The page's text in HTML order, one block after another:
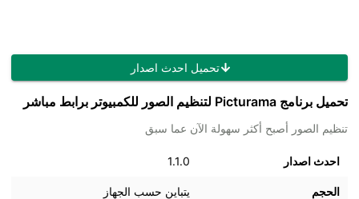
تحميل احدث اصدار
تحميل برنامج Picturama لتنظيم الصور للكمبيوتر برابط مباشر
تنظيم الصور أصبح أكثر سهولة الآن عما سبق
احدث اصدار 1.1.0
الحجم يتباين حسب الجهاز